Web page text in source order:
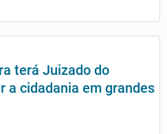
terá Juizado do
a cidadania em grandes